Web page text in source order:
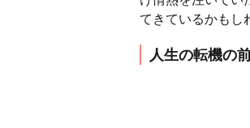
てきているかもし
人生の転機の